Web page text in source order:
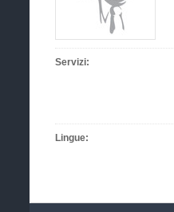
Servizi:
Lingue: